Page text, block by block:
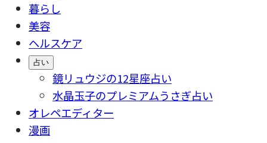
暮らし
美容
ヘルスケア
占い
鏡リュウジの12星座占い
水晶玉子のプレミアムうさぎ占い
オレペエディター
漫画